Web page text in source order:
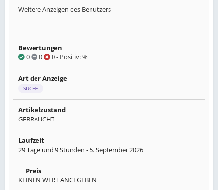
Weitere Anzeigen des Benutzers
Bewertungen
0
0 0- Positiv: %
Art der Anzeige
SUCHE
Artikelzustand
GEBRAUCHT
Laufzeit
29 Tage und 9 Stunden - 5. September 2026
Preis
KEINEN WERT ANGEGEBEN